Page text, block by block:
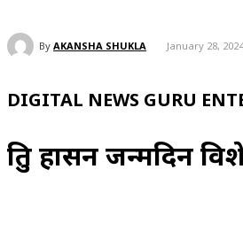
By AKANSHA SHUKLA January 28, 2024
DIGITAL NEWS GURU
श्रुति हासन